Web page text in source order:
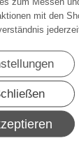
mit den